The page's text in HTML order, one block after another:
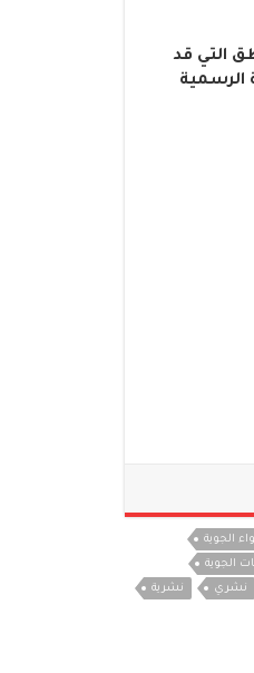
التي قد
الرسمية
الجوية
الجوية
نشري
نشرية